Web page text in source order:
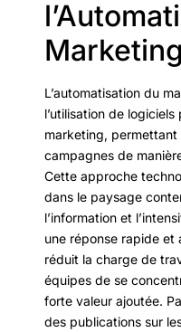
L’automatisation du
l’utilisation de
marketing,
campagnes de
Cette approche
dans le paysage
l’information et
une réponse rapide et
réduit la charge de
équipes de se
forte valeur ajoutée.
des publications sur